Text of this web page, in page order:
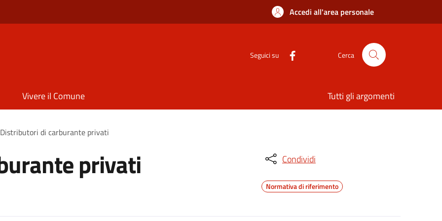
Accedi all'area personale
Seguici su Cerca
Vivere il Comune Tutti gli argomenti
Distributori di carburante privati
privati Condividi
Normativa di riferimento